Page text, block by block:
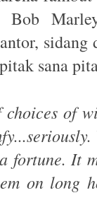
Bob
sana
of
fortune. It
on long